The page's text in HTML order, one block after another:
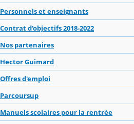
Personnels et enseignants
Contrat d'objectifs 2018-2022
Nos partenaires
Hector Guimard
Offres d'emploi
Parcoursup
Manuels scolaires pour la rentrée